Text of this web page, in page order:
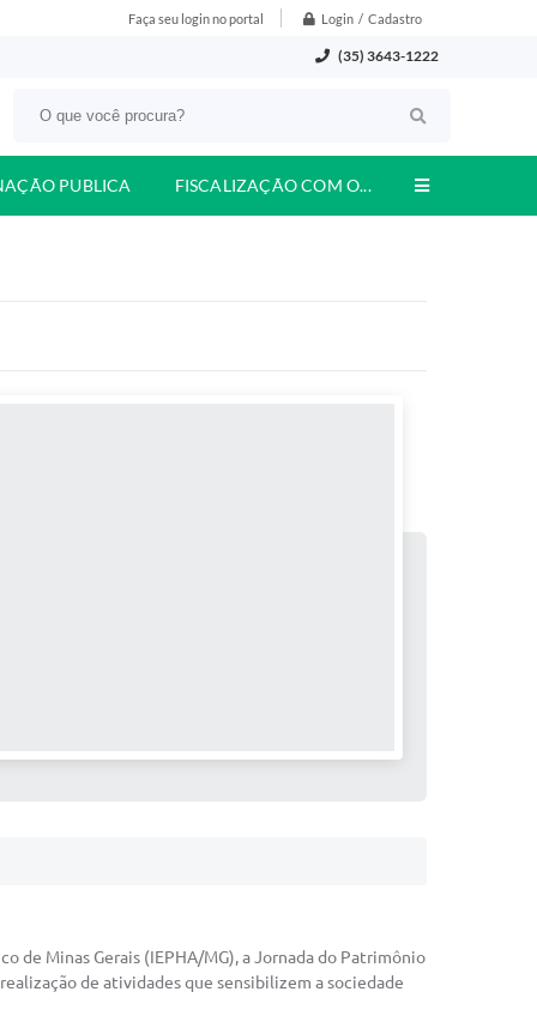
Faça seu login no portal Login / Cadastro
(35) 3643-1222
PUBLICA FISCALIZAÇÃO COM O...
de Minas Gerais (IEPHA/MG), a Jornada do Patrimônio
de atividades que sensibilizem a sociedade